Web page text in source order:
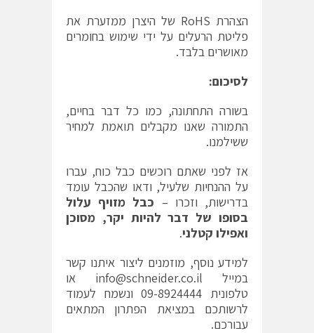
הצהרת RoHS של היצרן ממזערת את
פליטת הרעלים על ידי שימוש בחומרים
מאושרים בלבד.
לסיכום:
בשורה התחתונה, כמו כל דבר בחיים,
התמורה שאנו מקבלים תואמת למחיר
ששילמנו.
אז לפני שאתם רוכשים כבל כוח, עברו
על ההנחיות שלעיל, ודאו שהכבל עומד
בדרישות, וזכרו – כבל מזויף עלול
בסופו של דבר להיות יקר, מסוכן
ואפילו קטלני.
למידע נוסף, מוזמנים ליצור איתנו קשר
במייל info@schneider.co.il או
טלפונית 09-8924444 ונשמח לעמוד
לרשותכם במציאת הפתרון המתאים
עבורכם.